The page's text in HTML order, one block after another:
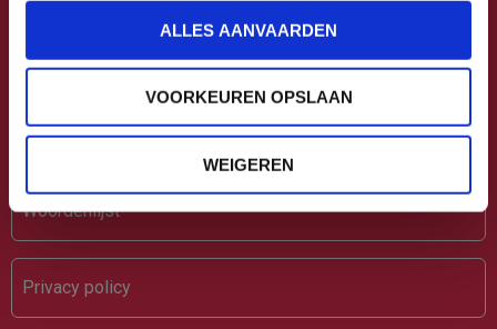
ALLES AANVAARDEN
VOORKEUREN OPSLAAN
WEIGEREN
Contacteer ons
Vragen
Woordenlijst
Privacy policy